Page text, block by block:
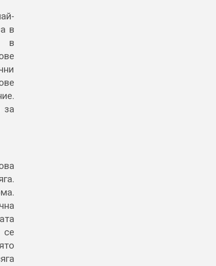
в
в
за
се